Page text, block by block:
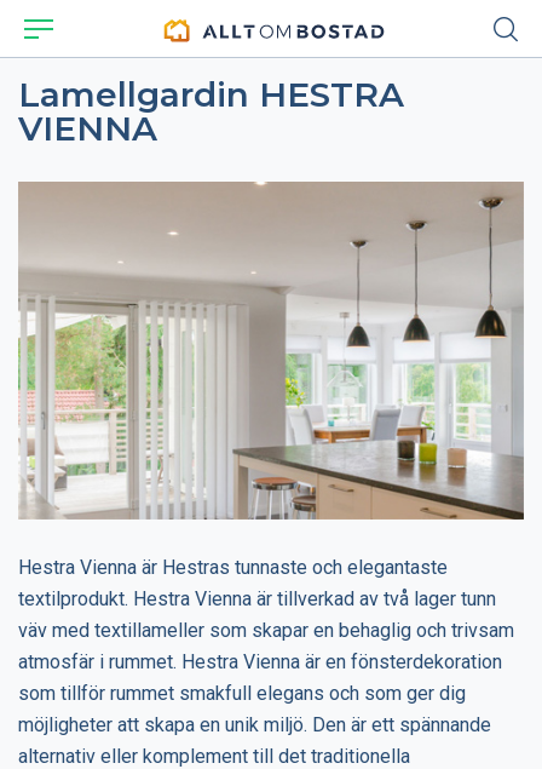
Lamellgardin HESTRA
VIENNA
Hestra Vienna är Hestras tunnaste och elegantaste
textilprodukt. Hestra Vienna är tillverkad av två lager tunn
väv med textillameller som skapar en behaglig och trivsam
atmosfär i rummet. Hestra Vienna är en fönsterdekoration
som tillför rummet smakfull elegans och som ger dig
möjligheter att skapa en unik miljö. Den är ett spännande
alternativ eller komplement till det traditionella